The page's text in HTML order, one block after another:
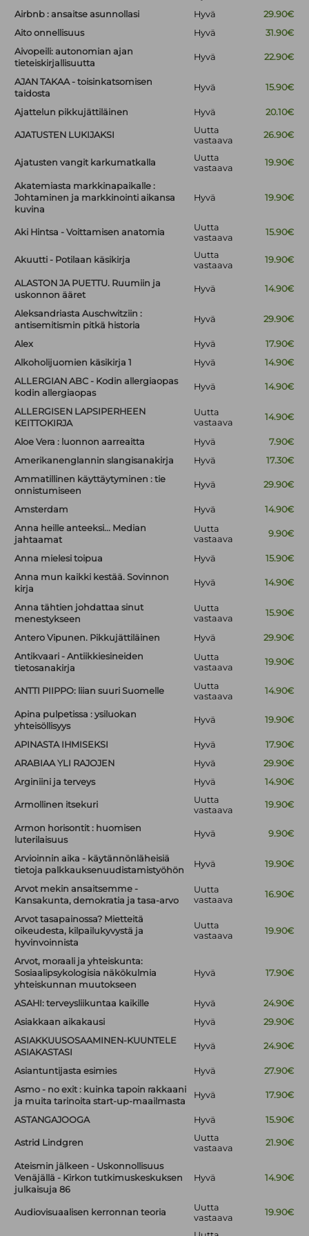
Airbnb : ansaitse asunnollasi
Hyvä
29.90€
Aito onnellisuus
Hyvä
31.90€
Aivopeili: autonomian ajan
tieteiskirjallisuutta
Hyvä 22.90€
AJAN TAKAA - toisinkatsomisen
taidosta
Hyvä 15.90€
Ajattelun pikkujättiläinen Hyvä 20.10€
AJATUSTEN LUKIJAKSI
Uutta
vastaava
26.90€
Ajatusten vangit karkumatkalla
Uutta
vastaava
19.90€
Akatemiasta markkinapaikalle :
Johtaminen ja markkinointi aikansa
kuvina
Hyvä 19.90€
Aki Hintsa - Voittamisen anatomia
Uutta
vastaava
15.90€
Akuutti - Potilaan käsikirja
Uutta
vastaava
19.90€
ALASTON JA PUETTU. Ruumiin ja
uskonnon ääret
Hyvä 14.90€
Aleksandriasta Auschwitziin :
antisemitismin pitkä historia
Hyvä 29.90€
Alex Hyvä
17.90€
Alkoholijuomien käsikirja 1
Hyvä
14.90€
ALLERGIAN ABC - Kodin allergiaopas
kodin allergiaopas
Hyvä 14.90€
ALLERGISEN LAPSIPERHEEN
KEITTOKIRJA
Uutta
vastaava
14.90€
Aloe Vera : luonnon aarreaitta Hyvä
7.90€
Amerikanenglannin slangisanakirja
Hyvä
17.30€
Ammatillinen käyttäytyminen : tie
onnistumiseen
Hyvä 29.90€
Amsterdam Hyvä
14.90€
Anna heille anteeksi... Median
jahtaamat
Uutta
vastaava
9.90€
Anna mielesi toipua Hyvä
15.90€
Anna mun kaikki kestää. Sovinnon
kirja
Hyvä 14.90€
Anna tähtien johdattaa sinut
menestykseen
Uutta
vastaava
15.90€
Antero Vipunen. Pikkujättiläinen Hyvä
29.90€
Antikvaari - Antiikkiesineiden
tietosanakirja
Uutta
vastaava
19.90€
ANTTI PIIPPO: liian suuri Suomelle
Uutta
vastaava
14.90€
Apina pulpetissa : ysiluokan
yhteisöllisyys
Hyvä 19.90€
APINASTA IHMISEKSI Hyvä
17.90€
ARABIAA YLI RAJOJEN
Hyvä
29.90€
Arginiini ja terveys
Hyvä 14.90€
Armollinen itsekuri
Uutta
vastaava
19.90€
Armon horisontit : huomisen
luterilaisuus
Hyvä 9.90€
Arvioinnin aika - käytännönläheisiä
tietoja palkkauksenuudistamistyöhön
Hyvä 19.90€
Arvot mekin ansaitsemme -
Kansakunta, demokratia ja tasa-arvo
Uutta
vastaava
16.90€
Arvot tasapainossa? Mietteitä
oikeudesta, kilpailukyvystä ja
hyvinvoinnista
Uutta
vastaava
19.90€
Arvot, moraali ja yhteiskunta:
Sosiaalipsykologisia näkökulmia
yhteiskunnan muutokseen
Hyvä 17.90€
ASAHI: terveysliikuntaa kaikille Hyvä
24.90€
Asiakkaan aikakausi
Hyvä
29.90€
ASIAKKUUSOSAAMINEN-KUUNTELE
ASIAKASTASI
Hyvä 24.90€
Asiantuntijasta esimies Hyvä
27.90€
Asmo - no exit : kuinka tapoin rakkaani
ja muita tarinoita start-up-maailmasta
Hyvä 17.90€
ASTANGAJOOGA Hyvä 15.90€
Astrid Lindgren
Uutta
vastaava
21.90€
Ateismin jälkeen - Uskonnollisuus
Venäjällä - Kirkon tutkimuskeskuksen
julkaisuja 86
Hyvä 14.90€
Audiovisuaalisen kerronnan teoria
Uutta
vastaava
19.90€